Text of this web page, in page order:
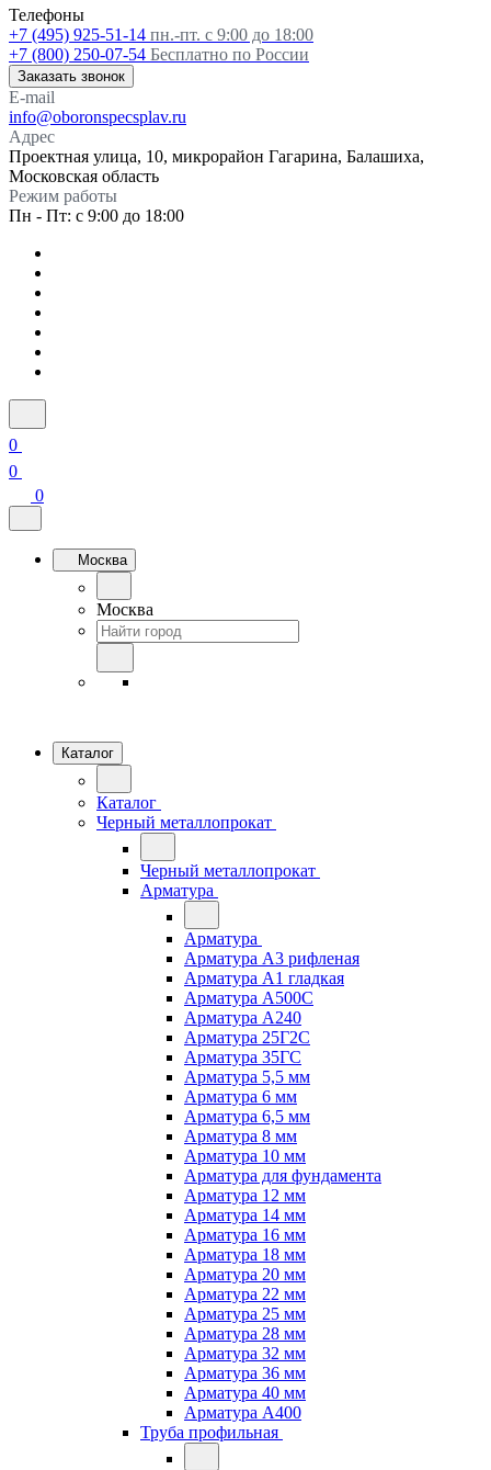
Телефоны
+7 (495) 925-51-14 пн.-пт. с 9:00 до 18:00
+7 (800) 250-07-54 Бесплатно по России
Заказать звонок
E-mail
info@oboronspecsplav.ru
Адрес
Проектная улица, 10, микрорайон Гагарина, Балашиха,
Московская область
Режим работы
Пн - Пт: с 9:00 до 18:00
0
0
0
Москва
Москва
Каталог
Каталог
Черный металлопрокат
Черный металлопрокат
Арматура
Арматура
Арматура А3 рифленая
Арматура А1 гладкая
Арматура А500С
Арматура А240
Арматура 25Г2С
Арматура 35ГС
Арматура 5,5 мм
Арматура 6 мм
Арматура 6,5 мм
Арматура 8 мм
Арматура 10 мм
Арматура для фундамента
Арматура 12 мм
Арматура 14 мм
Арматура 16 мм
Арматура 18 мм
Арматура 20 мм
Арматура 22 мм
Арматура 25 мм
Арматура 28 мм
Арматура 32 мм
Арматура 36 мм
Арматура 40 мм
Арматура А400
Труба профильная